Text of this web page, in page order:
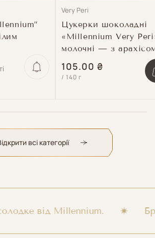
Продавець:
Very Peri
Цукерки шоколадні
«Millennium Very
молочні — з
родзинками,
пластівцями та
Звичайна
ціна
105.00 ₴
/ 140 г
всі категорії
від Millennium. Бренд